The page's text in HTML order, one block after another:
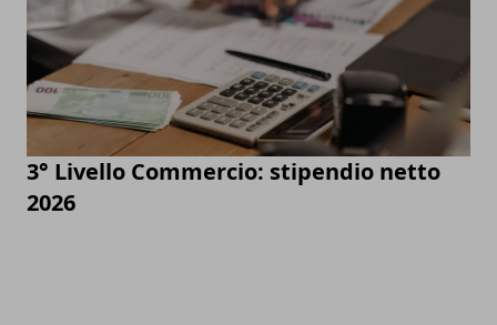
3° Livello Commercio: stipendio netto
2026